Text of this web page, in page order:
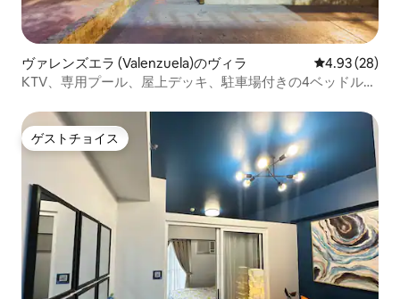
ヴァレンズエラ (Valenzuela)のヴィラ レビュー28
4.93 (28)
KTV、専用プール、屋上デッキ、駐車場付きの4ベッドルー
ゲストチョイス
ゲストチョイス